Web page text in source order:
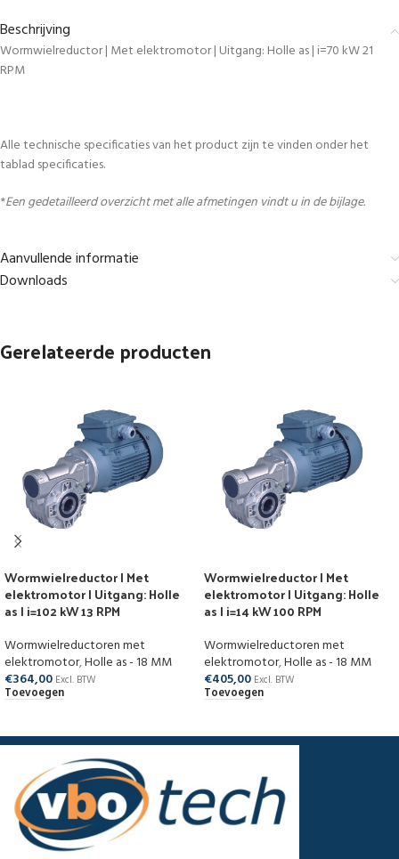
Beschrijving
Wormwielreductor | Met elektromotor | Uitgang: Holle as | i=70 kW 21
RPM
Alle technische specificaties van het product zijn te vinden onder het
tablad specificaties.
*Een gedetailleerd overzicht met alle afmetingen vindt u in de bijlage.
Aanvullende informatie
Downloads
Gerelateerde producten
Wormwielreductor | Met
elektromotor | Uitgang: Holle
as | i=102 kW 13 RPM
Wormwielreductoren met
elektromotor,Holle as - 18 MM
€364,00 Excl. BTW
Toevoegen
Wormwielreductor | Met
elektromotor | Uitgang: Holle
as | i=14 kW 100 RPM
Wormwielreductoren met
elektromotor,Holle as - 18 MM
€405,00 Excl. BTW
Toevoegen